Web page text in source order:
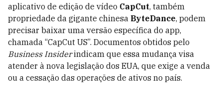
aplicativo de edição de vídeo CapCut, também
propriedade da gigante chinesa ByteDance, podem
precisar baixar uma versão específica do app,
chamada “CapCut US”. Documentos obtidos pelo
Business Insiderindicam que essa mudança visa
atender à nova legislação dos EUA, que exige a venda
ou a cessação das operações de ativos no país.